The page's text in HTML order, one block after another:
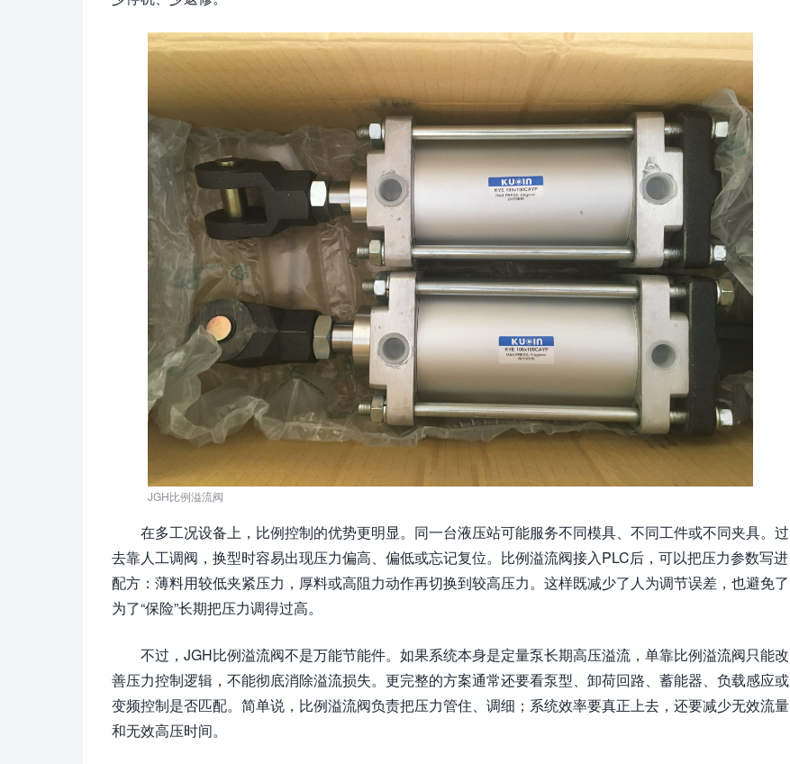
JGH比例溢流阀
在多工况设备上，比例控制的优势更明显。同一台液压站可能服务不同模具、不同工件或不同夹具。过
去靠人工调阀，换型时容易出现压力偏高、偏低或忘记复位。比例溢流阀接入PLC后，可以把压力参数写进
配方：薄料用较低夹紧压力，厚料或高阻力动作再切换到较高压力。这样既减少了人为调节误差，也避免了
为了“保险”长期把压力调得过高。
不过，JGH比例溢流阀不是万能节能件。如果系统本身是定量泵长期高压溢流，单靠比例溢流阀只能改
善压力控制逻辑，不能彻底消除溢流损失。更完整的方案通常还要看泵型、卸荷回路、蓄能器、负载感应或
变频控制是否匹配。简单说，比例溢流阀负责把压力管住、调细；系统效率要真正上去，还要减少无效流量
和无效高压时间。